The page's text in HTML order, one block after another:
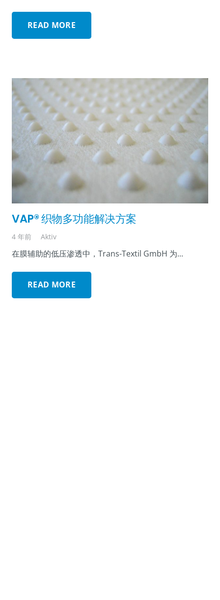
READ MORE
VAP® 织物多功能解决方案
4 年前 Aktiv
在膜辅助的低压渗透中，Trans-Textil GmbH 为...
READ MORE